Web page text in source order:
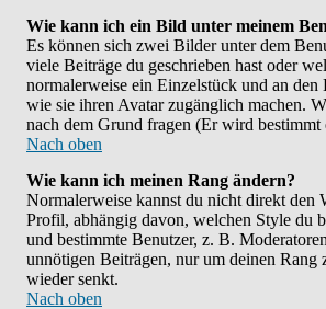
Wie kann ich ein Bild unter meinem
Es können sich zwei Bilder unter dem
viele Beiträge du geschrieben hast oder
normalerweise ein Einzelstück und an
wie sie ihren Avatar zugänglich machen.
nach dem Grund fragen (Er wird bestimmt
Nach oben
Wie kann ich meinen Rang ändern?
Normalerweise kannst du nicht direkt den
Profil, abhängig davon, welchen Style du
und bestimmte Benutzer, z. B.
unnötigen Beiträgen, nur um deinen
wieder senkt.
Nach oben